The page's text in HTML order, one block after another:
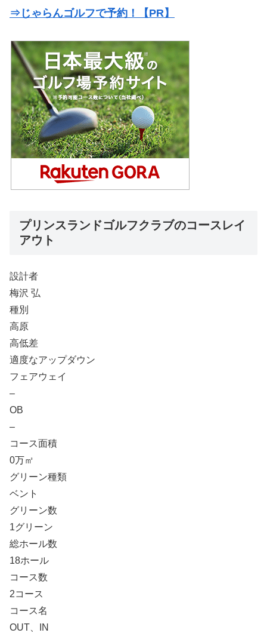
⇒じゃらんゴルフで予約！【PR】
プリンスランドゴルフクラブのコースレイ
アウト
設計者
梅沢 弘
種別
高原
高低差
適度なアップダウン
フェアウェイ
–
OB
–
コース面積
0万㎡
グリーン種類
ベント
グリーン数
1グリーン
総ホール数
18ホール
コース数
2コース
コース名
OUT、IN